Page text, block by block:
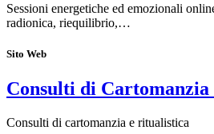
Sessioni energetiche ed emozionali
radionica, riequilibrio,…
Sito Web
Consulti di
Consulti di cartomanzia e ritualistica